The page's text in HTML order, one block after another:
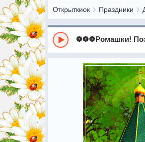
Открыткиок Праздники
❁❁❁Ромашки!